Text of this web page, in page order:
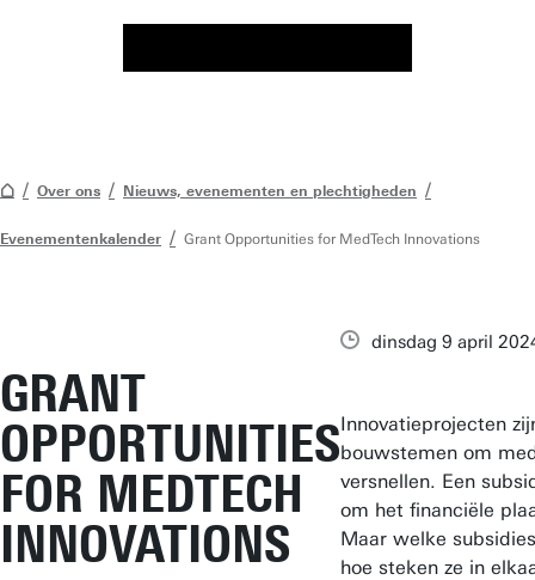
Over ons Nieuws, evenementen en plechtigheden
Evenementenkalender Grant Opportunities for MedTech Innovations
GRANT
OPPORTUNITIES
FOR MEDTECH
INNOVATIONS
dinsdag 9 april
Innovatieprojecten
bouwstemen om
versnellen. Een
om het financiële
Maar welke
hoe steken ze in